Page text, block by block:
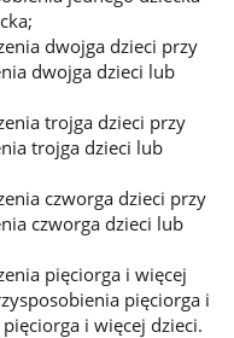
dwojga dzieci przy
dwojga dzieci lub
trojga dzieci przy
trojga dzieci lub
czworga dzieci przy
czworga dzieci lub
pięciorga i więcej
pięciorga i
i więcej dzieci.